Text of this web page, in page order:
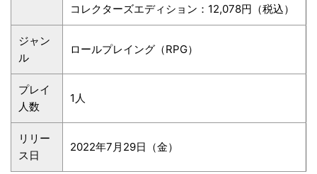
コレクターズエディション：12,078円（税込）
ジャン
ル
ロールプレイング（RPG）
プレイ
人数
1人
リリー
ス日
2022年7月29日（金）